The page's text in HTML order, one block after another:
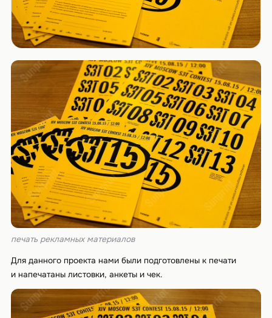
печать рекламных материалов
Для данного проекта нами были подготовлены к печати
и напечатаны листовки, анкеты и чек.